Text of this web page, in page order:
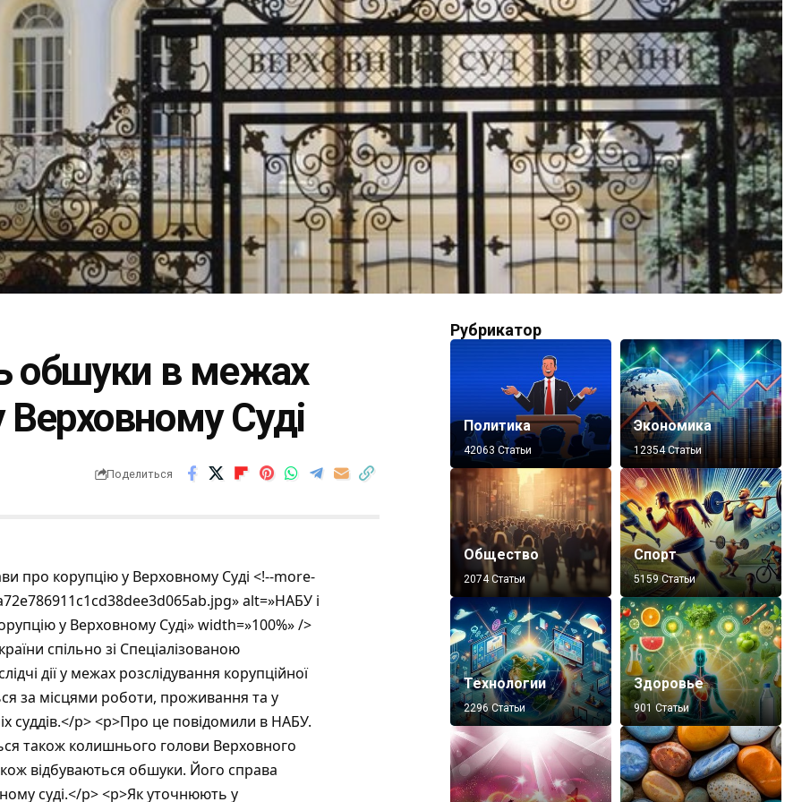
обшуки в межах
Верховному Суді
Поделиться
Рубрикатор
Политика
42063 Статьи
Экономика
12354 Статьи
Общество
2074 Статьи
Спорт
5159 Статьи
Технологии
2296 Статьи
Здоровье
901 Статьи